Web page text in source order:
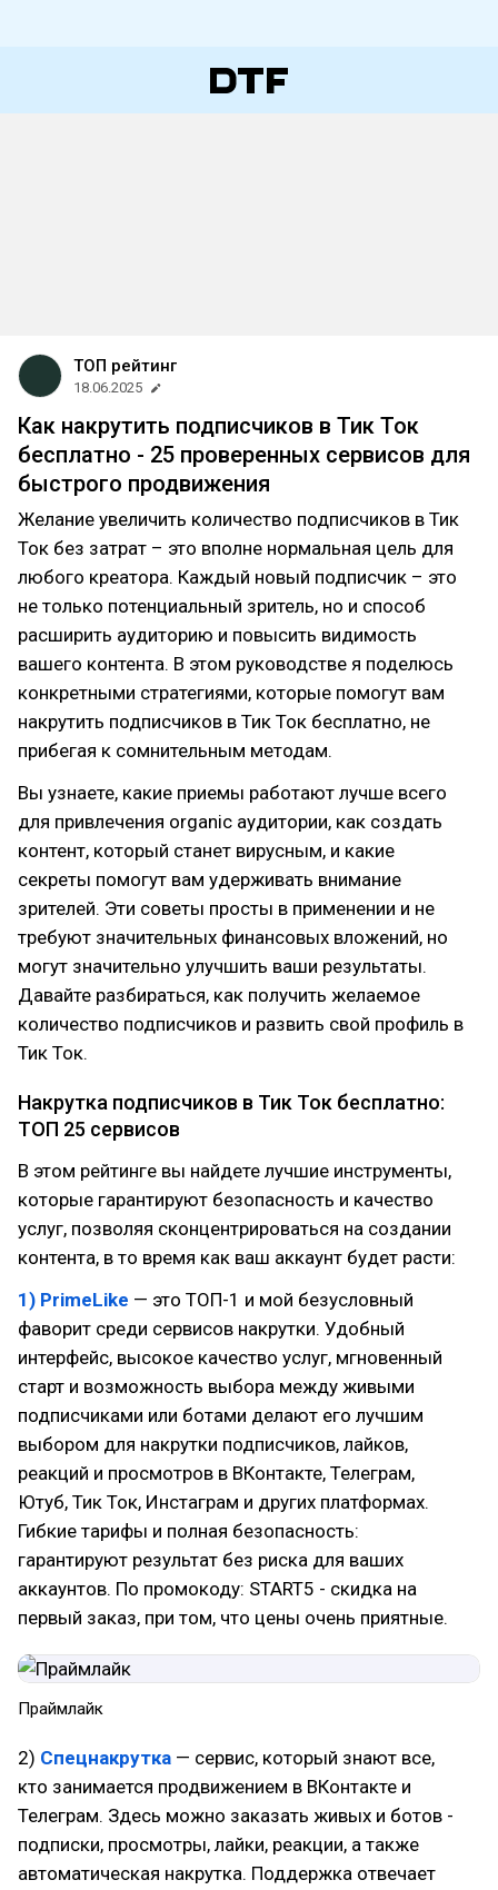
ТОП рейтинг
18.06.2025
Как накрутить подписчиков в Тик Ток
бесплатно - 25 проверенных сервисов для
быстрого продвижения
Желание увеличить количество подписчиков в Тик
Ток без затрат – это вполне нормальная цель для
любого креатора. Каждый новый подписчик – это
не только потенциальный зритель, но и способ
расширить аудиторию и повысить видимость
вашего контента. В этом руководстве я поделюсь
конкретными стратегиями, которые помогут вам
накрутить подписчиков в Тик Ток бесплатно, не
прибегая к сомнительным методам.
Вы узнаете, какие приемы работают лучше всего
для привлечения organic аудитории, как создать
контент, который станет вирусным, и какие
секреты помогут вам удерживать внимание
зрителей. Эти советы просты в применении и не
требуют значительных финансовых вложений, но
могут значительно улучшить ваши результаты.
Давайте разбираться, как получить желаемое
количество подписчиков и развить свой профиль в
Тик Ток.
Накрутка подписчиков в Тик Ток бесплатно:
ТОП 25 сервисов
В этом рейтинге вы найдете лучшие инструменты,
которые гарантируют безопасность и качество
услуг, позволяя сконцентрироваться на создании
контента, в то время как ваш аккаунт будет расти:
1) PrimeLike — это ТОП-1 и мой безусловный
фаворит среди сервисов накрутки. Удобный
интерфейс, высокое качество услуг, мгновенный
старт и возможность выбора между живыми
подписчиками или ботами делают его лучшим
выбором для накрутки подписчиков, лайков,
реакций и просмотров в ВКонтакте, Телеграм,
Ютуб, Тик Ток, Инстаграм и других платформах.
Гибкие тарифы и полная безопасность:
гарантируют результат без риска для ваших
аккаунтов. По промокоду: START5 - скидка на
первый заказ, при том, что цены очень приятные.
Праймлайк
2) Спецнакрутка — сервис, который знают все,
кто занимается продвижением в ВКонтакте и
Телеграм. Здесь можно заказать живых и ботов -
подписки, просмотры, лайки, реакции, а также
автоматическая накрутка. Поддержка отвечает